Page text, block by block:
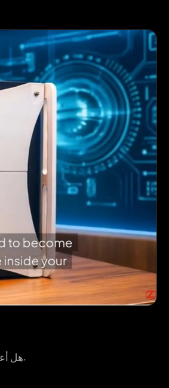
هل أعجبك ما رأيت؟ دعنا نوضح لك كيف يعمل مع شركتك.